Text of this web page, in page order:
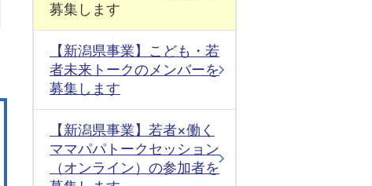
募集します
【新潟県事業】こども・若
者未来トークのメンバーを
募集します
【新潟県事業】若者×働く
ママパパトークセッション
（オンライン）の参加者を